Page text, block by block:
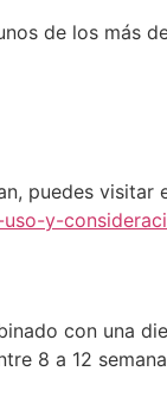
de los más
puedes visitar
y-
con una
8 a 12